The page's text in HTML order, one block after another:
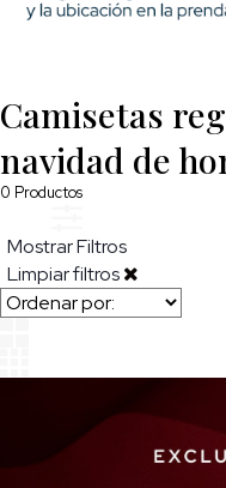
Camisetas
navidad de
0 Productos
Mostrar Filtros
Limpiar filtros